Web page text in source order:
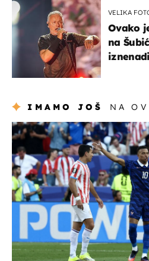
VELIKA
Ovako
na
IMAMO JOŠ NA
svjetsko prvenstvo 2026